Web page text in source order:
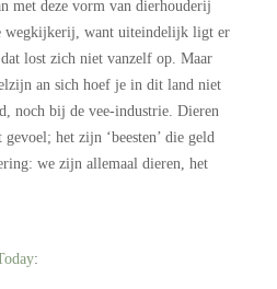
met deze vorm van dierhouderij
wegkijkerij, want uiteindelijk ligt er
lost zich niet vanzelf op. Maar
an sich hoef je in dit land niet
noch bij de vee-industrie. Dieren
het zijn ‘beesten’ die geld
we zijn allemaal dieren, het
: